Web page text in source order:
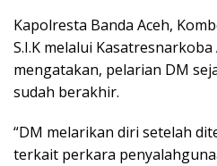
Kapolresta Banda Aceh,
S.I.K melalui Kasatresnarkoba
mengatakan, pelarian DM
sudah berakhir.
“DM melarikan diri setelah
terkait perkara